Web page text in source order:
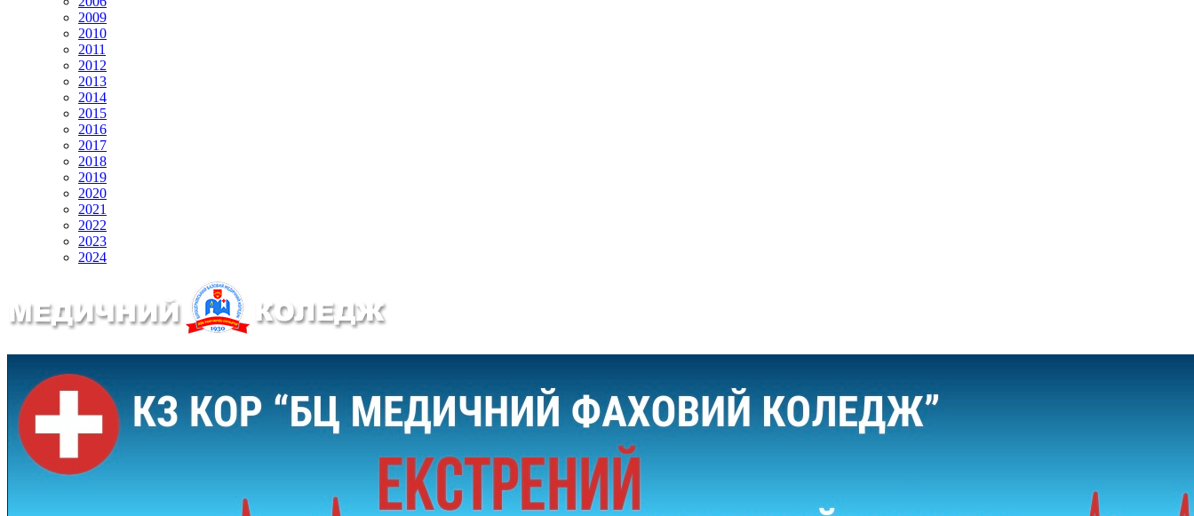
2009
2010
2011
2012
2013
2014
2015
2016
2017
2018
2019
2020
2021
2022
2023
2024